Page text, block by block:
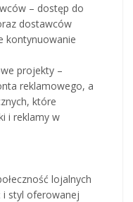
– dostęp do
dostawców
kontynuowanie
projekty –
reklamowego, a
które
i reklamy w
lojalnych
i styl oferowanej